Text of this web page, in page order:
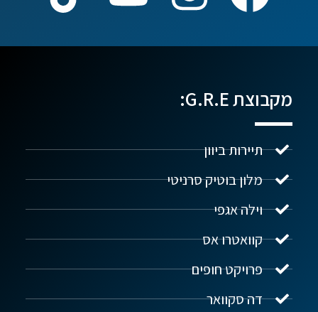
מקבוצת G.R.E:
תיירות ביוון
מלון בוטיק סרניטי
וילה אגפי
קוואטרו אס
פרויקט חופים
דה סקוואר
נדל"ן ביוון G.R.E
שלום! איך אפשר לעזור?